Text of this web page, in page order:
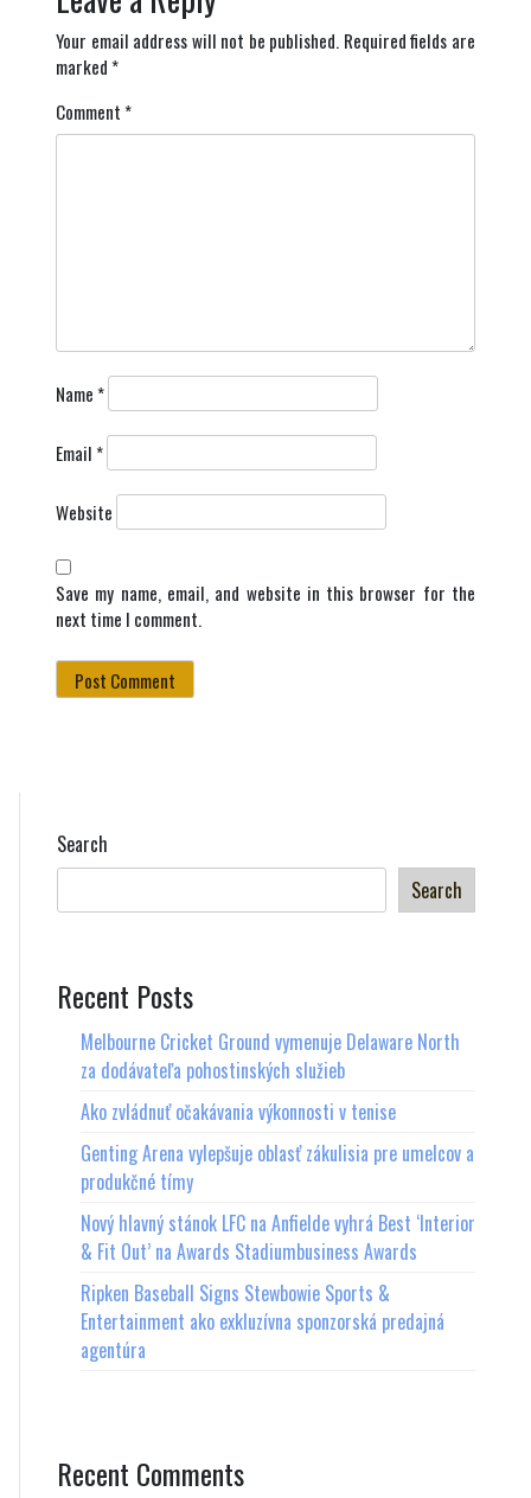
Your email address will not be published. Required fields are
marked *
Comment *
Name *
Email *
Website
Save my name, email, and website in this browser for the
next time I comment.
Search
Search
Recent Posts
Melbourne Cricket Ground vymenuje Delaware North
za dodávateľa pohostinských služieb
Ako zvládnuť očakávania výkonnosti v tenise
Genting Arena vylepšuje oblasť zákulisia pre umelcov a
produkčné tímy
Nový hlavný stánok LFC na Anfielde vyhrá Best ‘Interior
& Fit Out’ na Awards Stadiumbusiness Awards
Ripken Baseball Signs Stewbowie Sports &
Entertainment ako exkluzívna sponzorská predajná
agentúra
Recent Comments